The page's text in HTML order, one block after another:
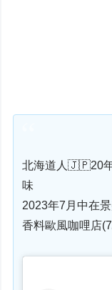
北海道人🇯🇵20
味
2023年7月中在
香料歐風咖哩店